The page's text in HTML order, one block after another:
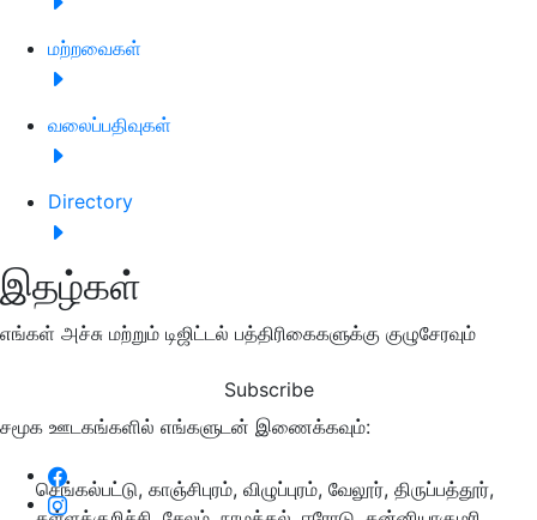
மற்றவைகள்
வலைப்பதிவுகள்
Directory
இதழ்கள்
எங்கள் அச்சு மற்றும் டிஜிட்டல் பத்திரிகைகளுக்கு குழுசேரவும்
Subscribe
சமூக ஊடகங்களில் எங்களுடன் இணைக்கவும்:
செங்கல்பட்டு, காஞ்சிபுரம், விழுப்புரம், வேலூர், திருப்பத்தூர்,